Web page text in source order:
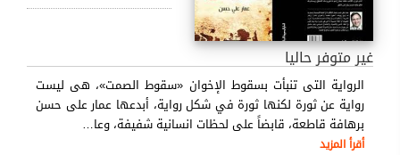
غير متوفر حاليا
الرواية التى تنبأت بسقوط الإخوان «سقوط الصمت»، هى ليست
رواية عن ثورة لكنها ثورة في شكل رواية، أبدعها عمار على حسن
برهافة قاطعة، قابضاً على لحظات انسانية شفيفة، وعا…
أقرأ المزيد